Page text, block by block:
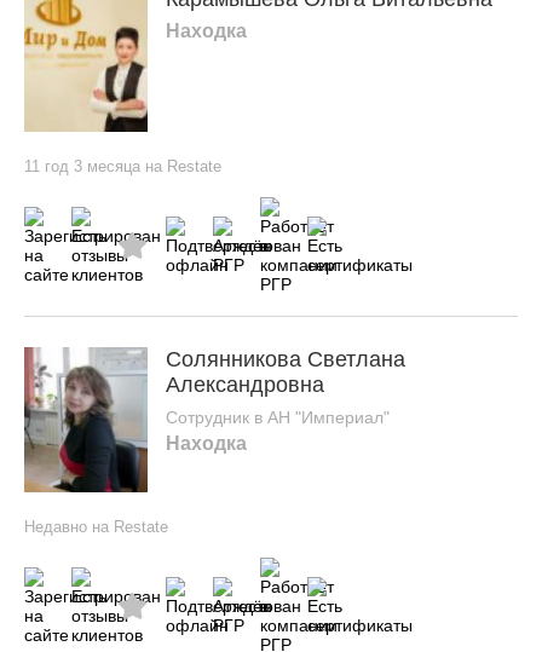
Находка
11 год 3 месяца на Restate
Солянникова Светлана
Александровна
Сотрудник в АН "Империал"
Находка
Недавно на Restate